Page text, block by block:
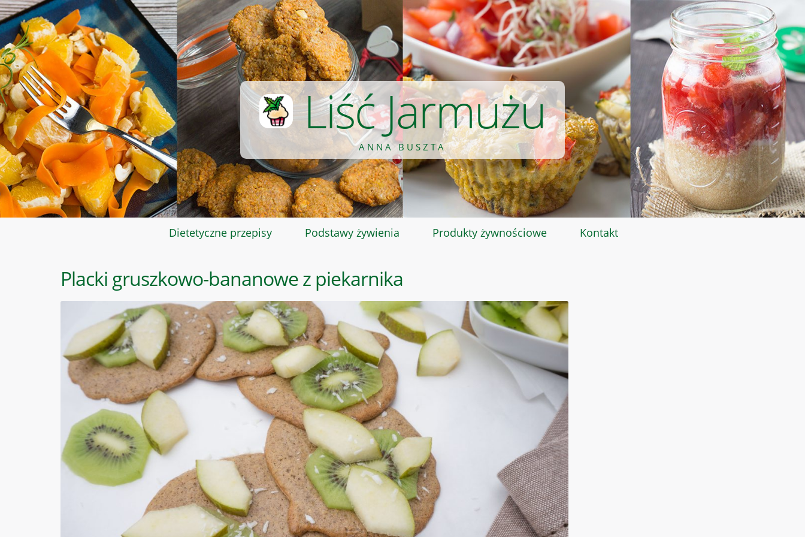
Liść Jarmużu
ANNA BUSZTA
Dietetyczne przepisy Podstawy żywienia Produkty żywnościowe Kontakt
Placki gruszkowo-bananowe z piekarnika